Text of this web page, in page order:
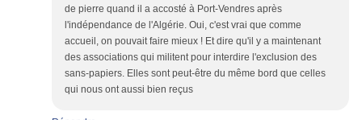
de pierre quand il a accosté à Port-Vendres après
l'indépendance de l'Algérie. Oui, c'est vrai que comme
accueil, on pouvait faire mieux ! Et dire qu'il y a maintenant
des associations qui militent pour interdire l'exclusion des
sans-papiers. Elles sont peut-être du même bord que celles
qui nous ont aussi bien reçus